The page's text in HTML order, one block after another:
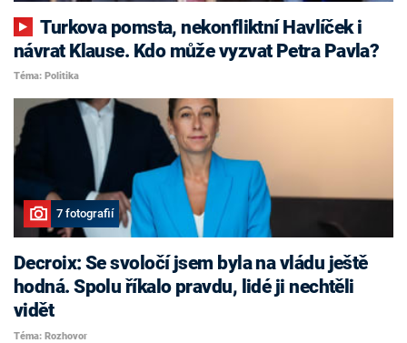
Turkova pomsta, nekonfliktní Havlíček i
návrat Klause. Kdo může vyzvat Petra Pavla?
Téma: Politika
7 fotografií
Decroix: Se svoločí jsem byla na vládu ještě
hodná. Spolu říkalo pravdu, lidé ji nechtěli
vidět
Téma: Rozhovor